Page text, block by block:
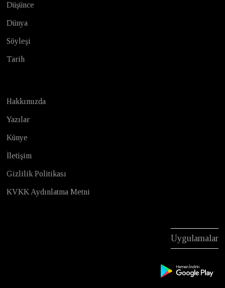
Düşünce
Dünya
Söyleşi
Tarih
Hakkımızda
Yazılar
Künye
İletişim
Gizlilik Politikası
KVKK Aydınlatma Metni
Uygulamalar